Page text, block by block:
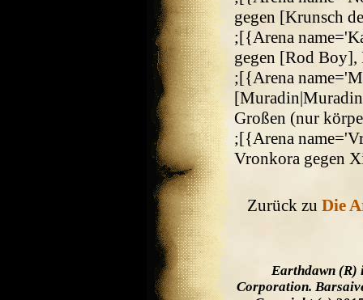
gegen [Krunsch
;[{Arena
gegen [Rod
;[{Arena
Großen (nur
;[{Arena
Vronkora gegen
Zurück zu Die
Earthdawn (R)
Corporation.